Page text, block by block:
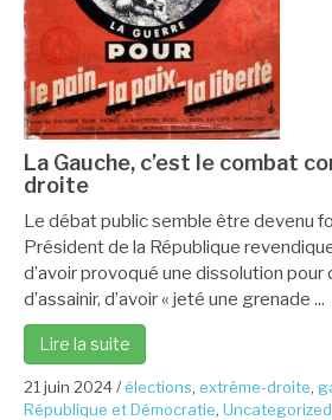
La Gauche, c’est le combat
droite
Le débat public semble être devenu
Président de la République
d’avoir provoqué une dissolution pour
d’assainir, d’avoir « jeté une grenade ...
Lire la suite
21 juin 2024/élections, extrême-droite,
République et Démocratie, Uncategorized